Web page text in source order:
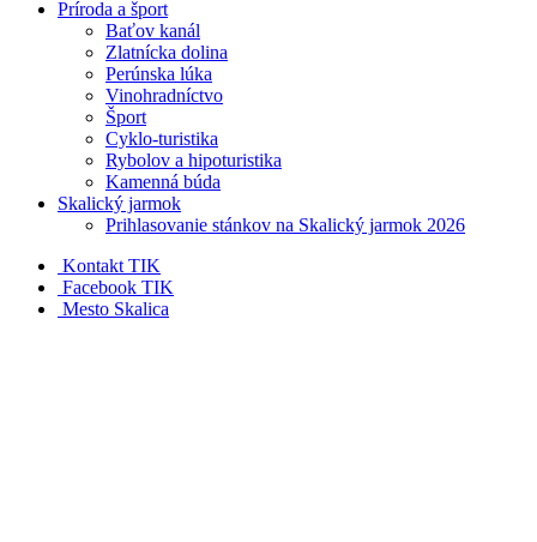
Príroda a šport
Baťov kanál
Zlatnícka dolina
Perúnska lúka
Vinohradníctvo
Šport
Cyklo-turistika
Rybolov a hipoturistika
Kamenná búda
Skalický jarmok
Prihlasovanie stánkov na Skalický jarmok 2026
Kontakt TIK
Facebook TIK
Mesto Skalica